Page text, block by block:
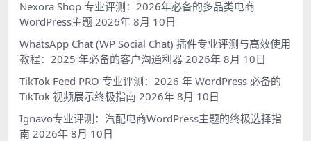
Nexora Shop 专业评测：2026年必备的多品类电商
WordPress主题 2026年 8月 10日
WhatsApp Chat (WP Social Chat) 插件专业评测与高效使用
教程：2025 年必备的客户沟通利器 2026年 8月 10日
TikTok Feed PRO 专业评测：2026 年 WordPress 必备的
TikTok 视频展示终极指南 2026年 8月 10日
Ignavo专业评测：汽配电商WordPress主题的终极选择指
南 2026年 8月 10日